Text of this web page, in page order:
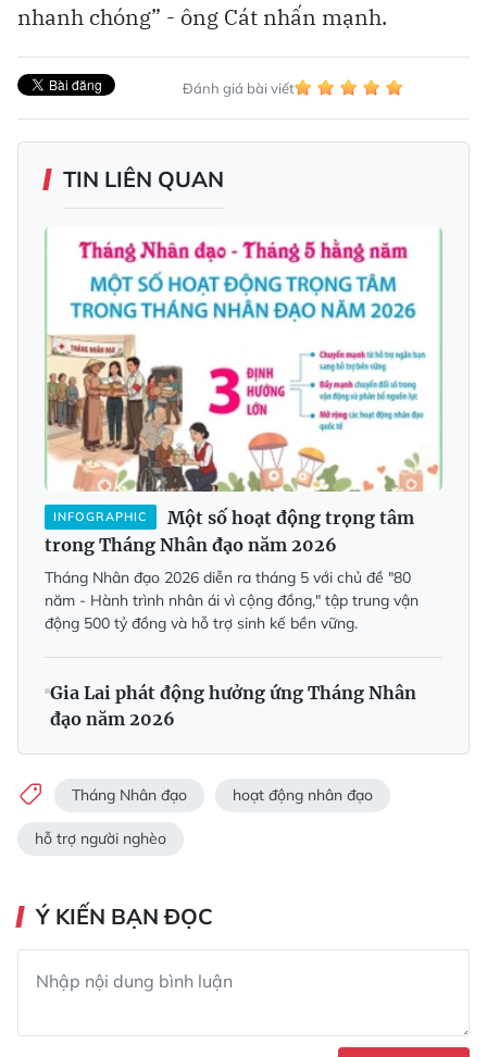
nhanh chóng” - ông Cát nhấn mạnh.
Đánh giá bài viết
TIN LIÊN QUAN
INFOGRAPHIC
Một số hoạt động trọng tâm
trong Tháng Nhân đạo năm 2026
Tháng Nhân đạo 2026 diễn ra tháng 5 với chủ đề "80
năm - Hành trình nhân ái vì cộng đồng," tập trung vận
động 500 tỷ đồng và hỗ trợ sinh kế bền vững.
Gia Lai phát động hưởng ứng Tháng Nhân
đạo năm 2026
Tháng Nhân đạo hoạt động nhân đạo
hỗ trợ người nghèo
Ý KIẾN BẠN ĐỌC